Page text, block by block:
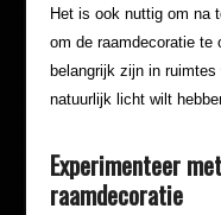
Het is ook nuttig om na
om de raamdecoratie te
belangrijk zijn in
natuurlijk licht wilt
Experimenteer
raamdecoratie